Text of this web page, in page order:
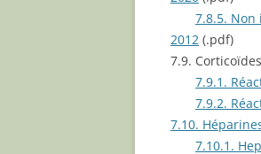
7.8.5.
2012 (.pdf)
7.9. Corticoïdes
7.9.1.
7.9.2.
7.10.
7.10.1.